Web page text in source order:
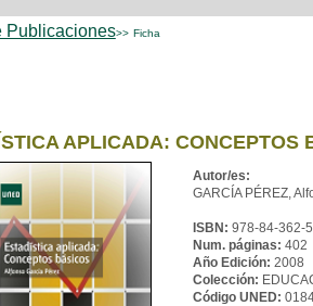
Publicaciones>> Ficha
APLICADA: CONCEPTOS
Autor/es:
GARCÍA PÉREZ,
ISBN: 978-84-362-
Num. páginas: 402
Año Edición: 2008
Colección:
Código UNED: